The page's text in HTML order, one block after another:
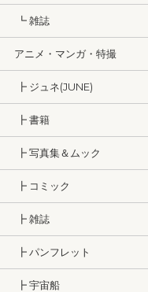
┗ 雑誌
アニメ・マンガ・特撮
┣ ジュネ(JUNE)
┣ 書籍
┣ 写真集＆ムック
┣ コミック
┣ 雑誌
┣ パンフレット
┣ 宇宙船